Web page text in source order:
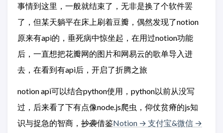
事情到这里，一般就结束了，无非是换了个软件罢
了，但某天躺平在床上刷着豆瓣，偶然发现了notion
原来有api的，垂死病中惊坐起，在用过notion功能
后，一直想把花瓣网的图片和网易云的歌单导入进
去，在看到有api后，开启了折腾之旅
notion api可以结合python使用，python以前从没写
过，后来看了下有点像node.js爬虫，仰仗贫瘠的js知
识与捉急的智商， 抄袭借鉴Notion → 支付宝&微信 →